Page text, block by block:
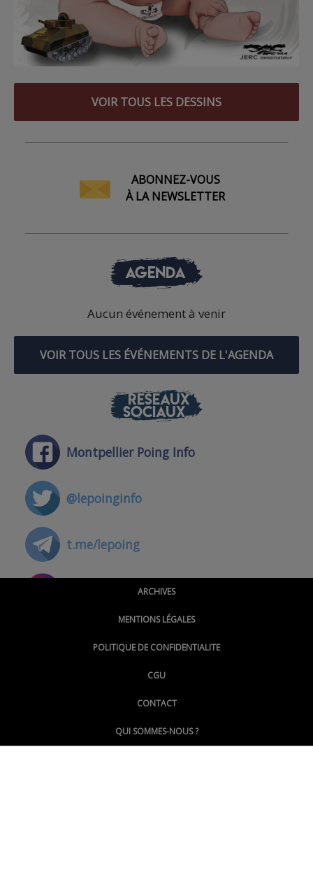
VOIR TOUS LES DESSINS
ABONNEZ-VOUS
À LA NEWSLETTER
AGENDA
Aucun événement à venir
VOIR TOUS LES ÉVÉNEMENTS DE L'AGENDA
RÉSEAUX
SOCIAUX
Montpellier Poing Info
@lepoinginfo
t.me/lepoing
@montpellierpoinginfo
@LePoingMontpellier
ARCHIVES
MENTIONS LÉGALES
POLITIQUE DE CONFIDENTIALITE
CGU
CONTACT
QUI SOMMES-NOUS ?